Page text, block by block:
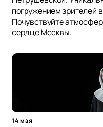
погружением зрителей
Почувствуйте
сердце Москвы.
14 мая